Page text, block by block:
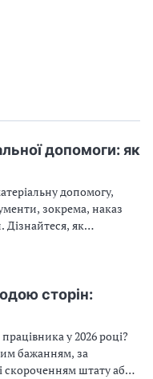
допомоги: як
допомогу,
зокрема, наказ
Дізнайтеся, як
з сімейними
сторін:
у 2026 році?
бажанням, за
скороченням штату або